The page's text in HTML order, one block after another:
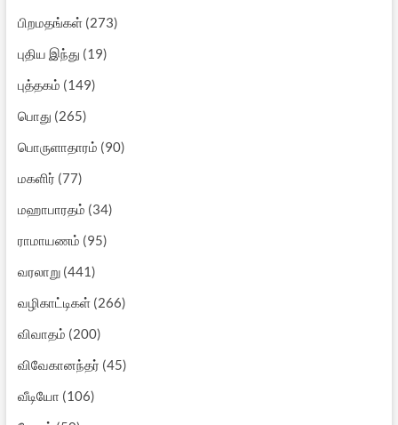
பிறமதங்கள்(273)
புதிய இந்து (19)
புத்தகம் (149)
பொது (265)
பொருளாதாரம் (90)
மகளிர் (77)
மஹாபாரதம் (34)
ராமாயணம் (95)
வரலாறு(441)
வழிகாட்டிகள்(266)
விவாதம் (200)
விவேகானந்தர் (45)
வீடியோ (106)